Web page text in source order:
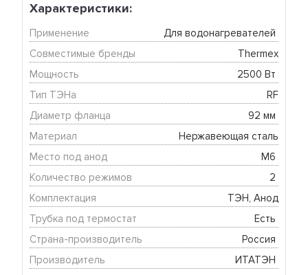
Характеристики:
Применение
Для водонагревателей
Совместимые бренды
Thermex
Мощность
2500 Вт
Тип ТЭНа
RF
Диаметр фланца
92 мм
Материал
Нержавеющая сталь
Место под анод
М6
Количество режимов
2
Комплектация
ТЭН, Анод
Трубка под термостат
Есть
Страна-производитель
Россия
Производитель
ИТАТЭН